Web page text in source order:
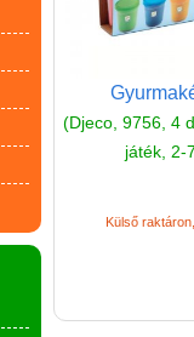
(Djeco, 9756, 4
játék, 2-
Külső